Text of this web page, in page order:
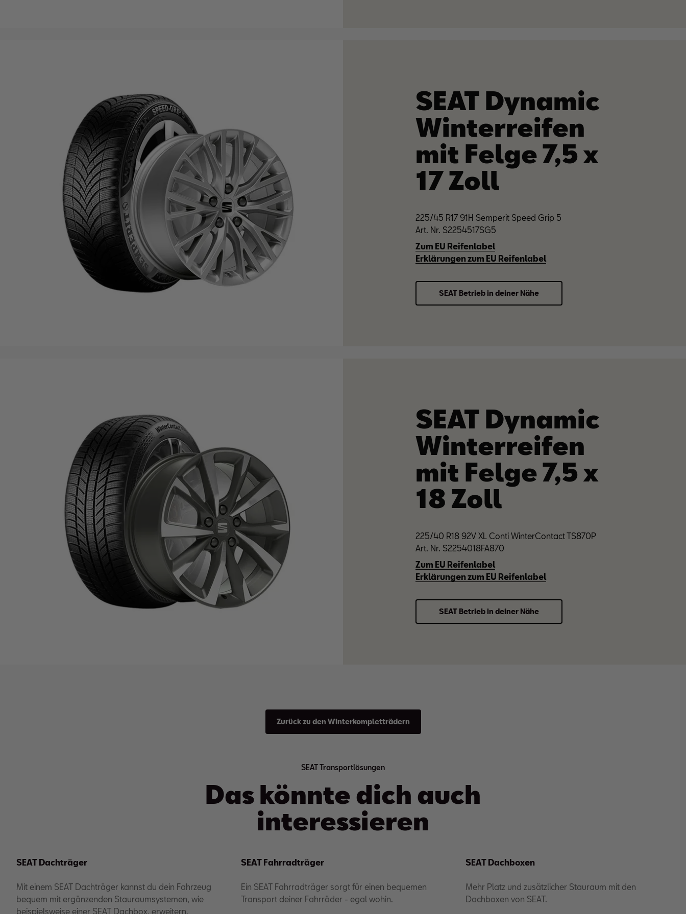
SEAT Dynamic
Winterreifen
mit Felge 7,5 x
17 Zoll
225/45 R17 91H Semperit Speed Grip 5
Art. Nr. S2254517SG5
Zum EU Reifenlabel
Erklärungen zum EU Reifenlabel
SEAT Betrieb in deiner Nähe
SEAT Dynamic
Winterreifen
mit Felge 7,5 x
18 Zoll
225/40 R18 92V XL Conti WinterContact TS870P
Art. Nr. S2254018FA870
Zum EU Reifenlabel
Erklärungen zum EU Reifenlabel
SEAT Betrieb in deiner Nähe
Zurück zu den Winterkompletträdern
SEAT Transportlösungen
Das könnte dich auch
interessieren
SEAT Dachträger
Mit einem SEAT Dachträger kannst du dein Fahrzeug
bequem mit ergänzenden Stauraumsystemen, wie
beispielsweise einer SEAT Dachbox, erweitern.
SEAT Fahrradträger
Ein SEAT Fahrradträger sorgt für einen bequemen
Transport deiner Fahrräder - egal wohin.
SEAT Dachboxen
Mehr Platz und zusätzlicher Stauraum mit den
Dachboxen von SEAT.